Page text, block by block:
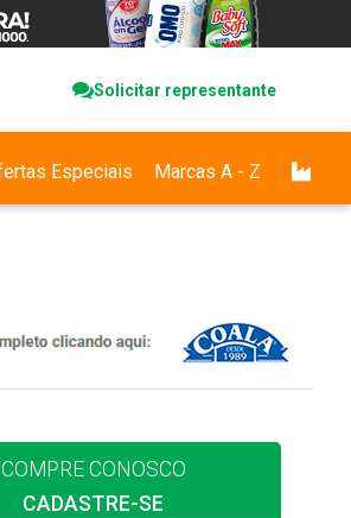
Solicitar representante
Especiais Marcas A - Z
COMPRE CONOSCO
CADASTRE-SE